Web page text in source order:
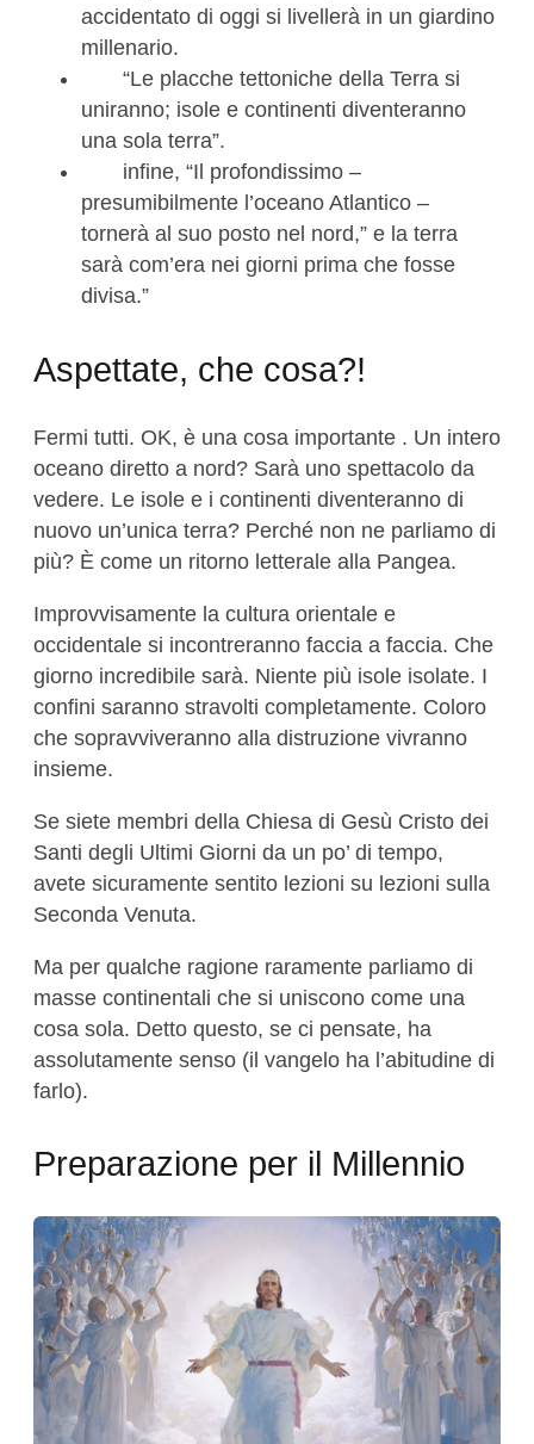
accidentato di oggi si livellerà in un giardino
millenario.
“Le placche tettoniche della Terra si
uniranno; isole e continenti diventeranno
una sola terra”.
infine, “Il profondissimo –
presumibilmente l’oceano Atlantico –
tornerà al suo posto nel nord,” e la terra
sarà com’era nei giorni prima che fosse
divisa.”
Aspettate, che cosa?!
Fermi tutti. OK, è una cosa importante . Un intero
oceano diretto a nord? Sarà uno spettacolo da
vedere. Le isole e i continenti diventeranno di
nuovo un’unica terra? Perché non ne parliamo di
più? È come un ritorno letterale alla Pangea.
Improvvisamente la cultura orientale e
occidentale si incontreranno faccia a faccia. Che
giorno incredibile sarà. Niente più isole isolate. I
confini saranno stravolti completamente. Coloro
che sopravviveranno alla distruzione vivranno
insieme.
Se siete membri della Chiesa di Gesù Cristo dei
Santi degli Ultimi Giorni da un po’ di tempo,
avete sicuramente sentito lezioni su lezioni sulla
Seconda Venuta.
Ma per qualche ragione raramente parliamo di
masse continentali che si uniscono come una
cosa sola. Detto questo, se ci pensate, ha
assolutamente senso (il vangelo ha l’abitudine di
farlo).
Preparazione per il Millennio